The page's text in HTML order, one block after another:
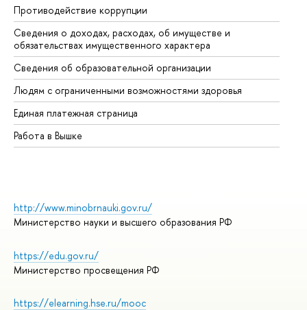
Противодействие коррупции
Сведения о доходах, расходах, об имуществе и
обязательствах имущественного характера
Сведения об образовательной организации
Людям с ограниченными возможностями здоровья
Единая платежная страница
Работа в Вышке
http://www.minobrnauki.gov.ru/
Министерство науки и высшего образования РФ
https://edu.gov.ru/
Министерство просвещения РФ
https://elearning.hse.ru/mooc